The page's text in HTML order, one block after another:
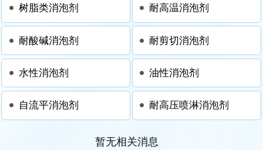
树脂类消泡剂 耐高温消泡剂
耐酸碱消泡剂 耐剪切消泡剂
水性消泡剂 油性消泡剂
自流平消泡剂 耐高压喷淋消泡剂
暂无相关消息